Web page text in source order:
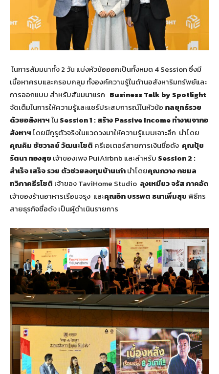
ในการสัมมนาทั้ง 2 วัน แบ่งหัวข้อออกเป็นทั้งหมด 4 Session ซึ่งมี
เนื้อหาครบและครอบคลุม ทั้งองค์ความรู้ในด้านอสังหาริมทรัพย์และ
การออกแบบ สำหรับสัมมนาแรก Business Talk by Spotlight
จัดเต็มในการให้ความรู้และแชร์ประสบการณ์ในหัวข้อ กลยุทธ์รวย
ด้วยอสังหาฯใน Session 1 : สร้าง Passive Income ทำงานจากอ
สังหาฯโดยมีกูรูตัวจริงในแวดวงมาให้ความรู้แบบเจาะลึก นำโดย
คุณคิม ชัชวาลย์วัฒนะโชติ ครีเอเตอร์สายการเงินชื่อดัง คุณปุ้ย
รัตนา ทองสุข เจ้าของเพจ PuiAirbnb และสำหรับ Session 2 :
สำเร็จ เสร็จ รวย ตัวช่วยลงทุนบ้านเก่านำโดยคุณกวาง กชมล
ทวิภาคธีรโชติ เจ้าของ TaviHome Studio ลุงเหมียว จรัส ภาคอัด
เจ้าของร้านอาหารเรือนจรุง และคุณอิก บรรพต ธนาเพิ่มสุขพิธีกร
สายธุรกิจชื่อดัง เป็นผู้ดำเนินรายการ